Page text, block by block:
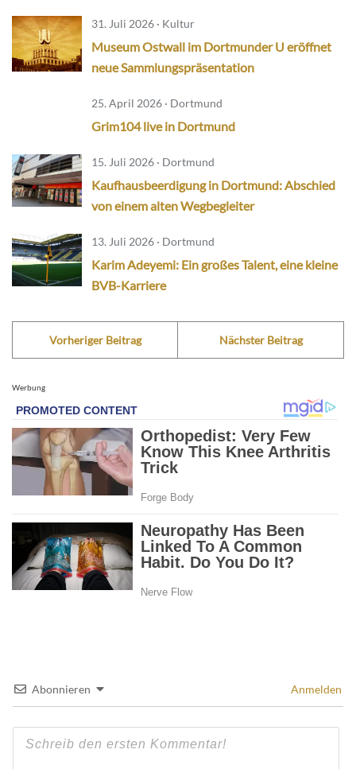
31. Juli 2026 · Kultur
Museum Ostwall im Dortmunder U eröffnet
neue Sammlungspräsentation
25. April 2026 · Dortmund
Grim104 live in Dortmund
15. Juli 2026 · Dortmund
Kaufhausbeerdigung in Dortmund: Abschied
von einem alten Wegbegleiter
13. Juli 2026 · Dortmund
Karim Adeyemi: Ein großes Talent, eine kleine
BVB-Karriere
Vorheriger Beitrag Nächster Beitrag
Werbung
Abonnieren Anmelden